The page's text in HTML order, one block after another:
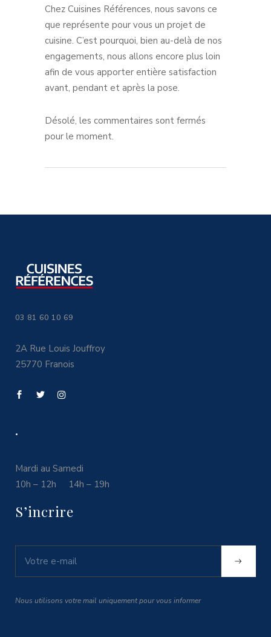
Chez Cuisines Références, nous savons ce
que représente pour vous un projet de
cuisine. C’est pourquoi, bien au-delà de nos
engagements, nous allons encore plus loin
afin de vous apporter entière satisfaction
avant, pendant et après la pose.
Désolé, les commentaires sont fermés
pour le moment.
03 81 60 10 69
2A Rue Louis Jouffroy
25770 Franois
.
Mardi au Samedi
10h – 12h 14h – 19h
S’incrire
Nous utilisons votre mail uniquement pour vous informer